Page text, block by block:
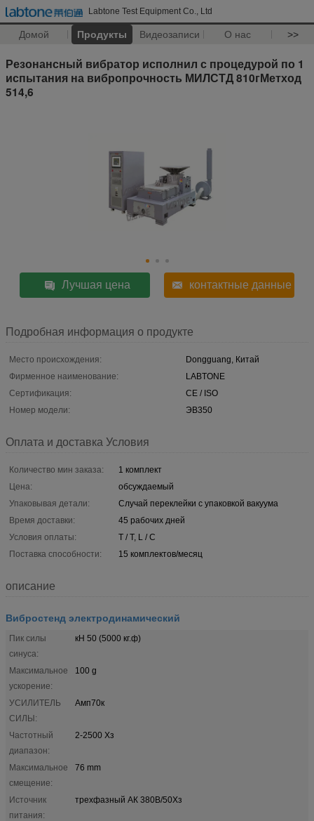
Labtone Test Equipment Co., Ltd
Домой Продукты Видеозаписи О нас >>
Резонансный вибратор исполнил с процедурой по 1
испытания на вибропрочность МИЛСТД 810гМетход
514,6
Лучшая цена контактные данные
Подробная информация о продукте
Место происхождения:
Dongguang, Китай
Фирменное наименование:
LABTONE
Сертификация:
CE / ISO
Номер модели:
ЭВ350
Оплата и доставка Условия
Количество мин заказа:
1 комплект
Цена:
обсуждаемый
Упаковывая детали:
Случай переклейки с упаковкой вакуума
Время доставки:
45 рабочих дней
Условия оплаты:
T / T, L / C
Поставка способности:
15 комплектов/месяц
описание
Вибростенд электродинамический
Пик силы
синуса:
кН 50 (5000 кг.ф)
Максимальное
ускорение:
100 g
УСИЛИТЕЛЬ
СИЛЫ:
Амп70к
Частотный
диапазон:
2-2500 Хз
Максимальное
смещение:
76 mm
Источник
питания:
трехфазный АК 380В/50Хз